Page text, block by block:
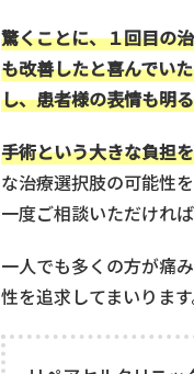
驚くことに、１回目の
も改善したと喜んでい
し、患者様の表情も明
手術という大きな負担
な治療選択肢の可能性
一度ご相談いただければ
一人でも多くの方が痛
性を追求してまいります